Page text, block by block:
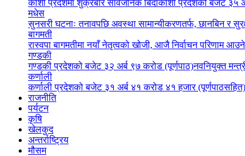
कोशी प्रदेशमा शुक्रबार सार्वजनिक बिदाकोशी प्रदेशको बजेट ३५
मधेस
सुनसरी घटनाः तनावपछि अवस्था सामान्यीकरणतर्फ, छानबिन र
बागमती
रास्वपा बागमतीमा नयाँ नेतृत्वको खोजी, आजै निर्वाचन परिणाम आउने
गण्डकी
गण्डकी प्रदेशको बजेट ३२ अर्ब ९७ करोड (पूर्णपाठ)नवनियुक्त
कर्णाली
कर्णाली प्रदेशको बजेट ३१ अर्ब ४१ करोड ४१ हजार (पूर्णपाठसहित)
राजनीति
पर्यटन
कृषि
खेलकुद
अन्तर्राष्ट्रिय
मौसम